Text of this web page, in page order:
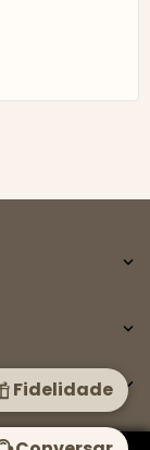



Fidelidade